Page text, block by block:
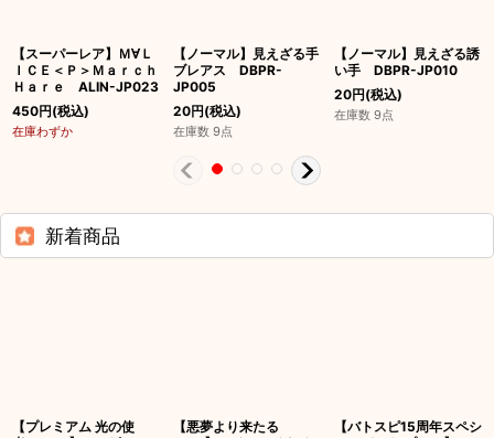
【スーパーレア】Ｍ∀Ｌ
ＩＣＥ＜Ｐ＞Ｍａｒｃｈ
Ｈａｒｅ ALIN-JP023
450円(税込)
在庫わずか
【ノーマル】見えざる手
ブレアス DBPR-
JP005
20円(税込)
在庫数 9点
【ノーマル】見えざる誘
い手 DBPR-JP010
20円(税込)
在庫数 9点
新着商品
【プレミアム 光の使
【悪夢より来たる
【バトスピ15周年スペシ